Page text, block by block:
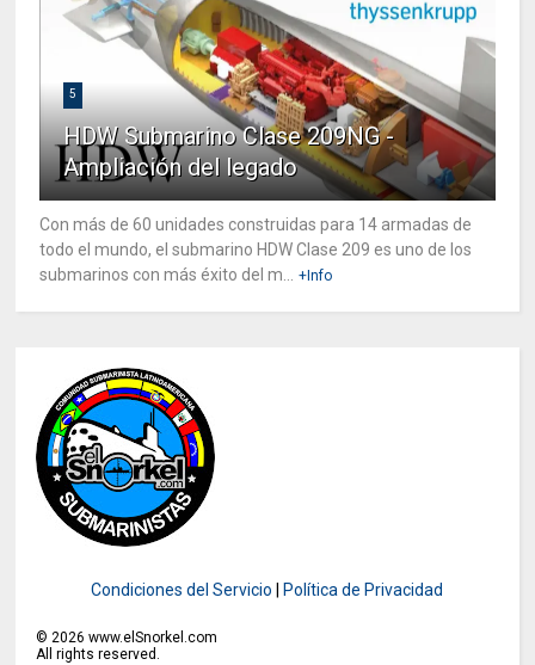
5
HDW Submarino Clase 209NG -
Ampliación del legado
Con más de 60 unidades construidas para 14 armadas de
todo el mundo, el submarino HDW Clase 209 es uno de los
submarinos con más éxito del m... +Info
Condiciones del Servicio Política de Privacidad
©2026 www.elSnorkel.com
All rights reserved.